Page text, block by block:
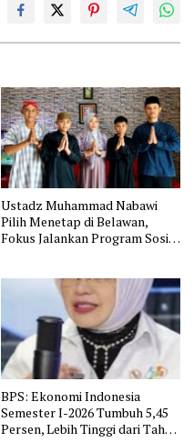
Ustadz Muhammad Nabawi
Pilih Menetap di Belawan,
Fokus Jalankan Program Sosial
BPS: Ekonomi Indonesia
Semester I-2026 Tumbuh 5,45
Persen, Lebih Tinggi dari Tahun